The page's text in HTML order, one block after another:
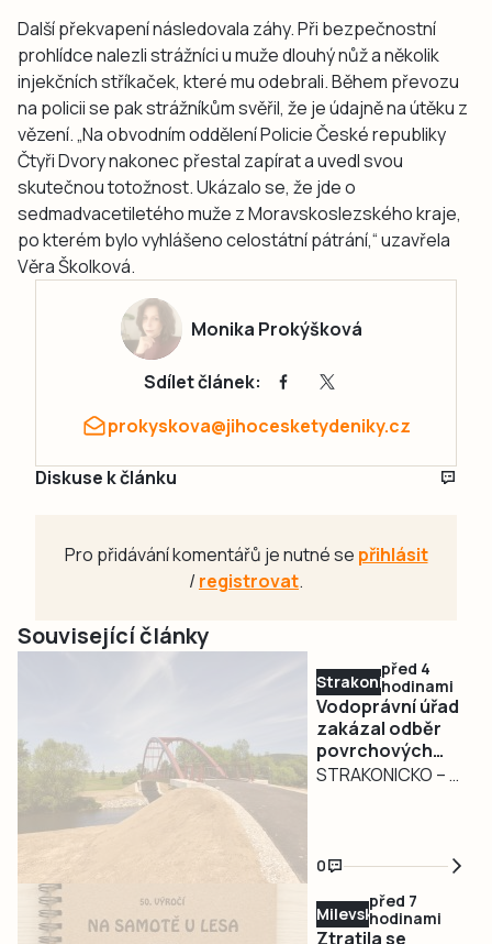
Další překvapení následovala záhy. Při bezpečnostní
prohlídce nalezli strážníci u muže dlouhý nůž a několik
injekčních stříkaček, které mu odebrali. Během převozu
na policii se pak strážníkům svěřil, že je údajně na útěku z
vězení. „Na obvodním oddělení Policie České republiky
Čtyři Dvory nakonec přestal zapírat a uvedl svou
skutečnou totožnost. Ukázalo se, že jde o
sedmadvacetiletého muže z Moravskoslezského kraje,
po kterém bylo vyhlášeno celostátní pátrání,“ uzavřela
Věra Školková.
Monika Prokýšková
Sdílet článek:
prokyskova@jihocesketydeniky.cz
Diskuse k článku
Pro přidávání komentářů je nutné se přihlásit
/registrovat.
Související články
Strakonicko
před 4
hodinami
Vodoprávní úřad
zakázal odběr
povrchových
vod na
STRAKONICKO – V
hydrologické
podmínky vydal
Městský úřad
Strakonice
0
Milevsko
před 7
hodinami
Ztratila se